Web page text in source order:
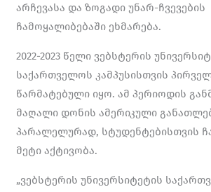
არჩევასა და ზოგადი უნარ-ჩვევების
ჩამოყალიბებაში ეხმარება.
2022-2023 წელი ვებსტერის
საქართველოს კამპუსისთვის
წარმატებული იყო. ამ პერიოდის
მაღალი დონის ამერიკული
პარალელურად, სტუდენტებისთვის
მეტი აქტივობა.
„ვებსტერის უნივერსიტეტის